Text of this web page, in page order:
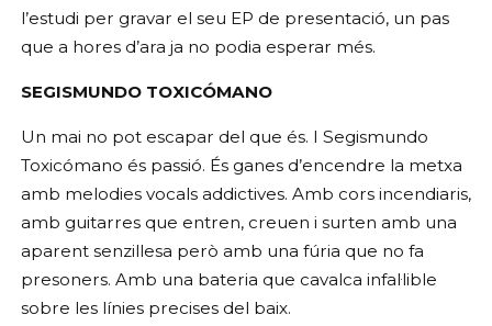
l’estudi per gravar el seu EP de presentació, un pas
que a hores d’ara ja no podia esperar més.
SEGISMUNDO TOXICÓMANO
Un mai no pot escapar del que és. I Segismundo
Toxicómano és passió. És ganes d’encendre la metxa
amb melodies vocals addictives. Amb cors incendiaris,
amb guitarres que entren, creuen i surten amb una
aparent senzillesa però amb una fúria que no fa
presoners. Amb una bateria que cavalca infal·lible
sobre les línies precises del baix.